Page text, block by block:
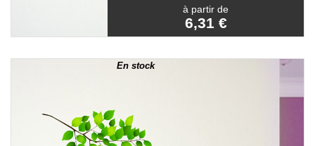
à partir de
6,31 €
En stock